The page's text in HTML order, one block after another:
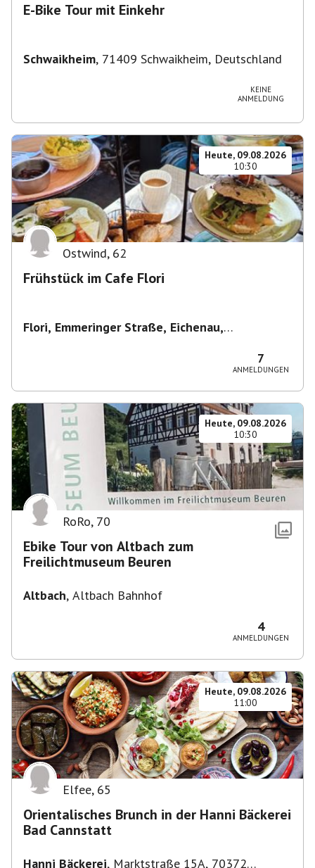
E-Bike Tour mit Einkehr
Schwaikheim, 71409 Schwaikheim, Deutschland
KEINE
ANMELDUNG
Heute, 09.08.2026
10:30
Ostwind, 62
Frühstück im Cafe Flori
Flori, Emmeringer Straße, Eichenau,
7
ANMELDUNGEN
Heute, 09.08.2026
10:30
RoRo, 70
Ebike Tour von Altbach zum
Freilichtmuseum Beuren
Altbach, Altbach Bahnhof
4
ANMELDUNGEN
Heute, 09.08.2026
11:00
Elfee, 65
Orientalisches Brunch in der Hanni Bäckerei
Bad Cannstatt
Hanni Bäckerei, Marktstraße 15A, 70372